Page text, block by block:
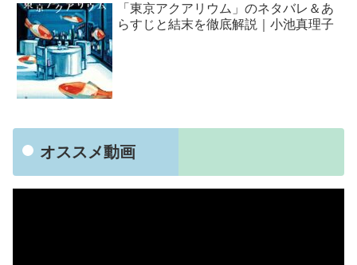
「東京アクアリウム」のネタバレ＆あ
らすじと結末を徹底解説｜小池真理子
オススメ動画